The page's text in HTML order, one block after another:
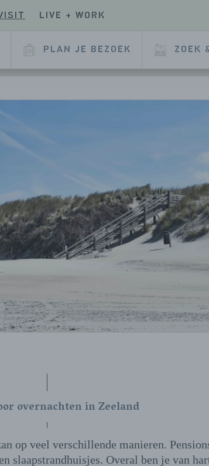
LIVE + WORK
PLAN JE BEZOEK ZOEK
overnachten in Zeeland
op veel verschillende manieren.
slaapstrandhuisjes. Overal ben je van